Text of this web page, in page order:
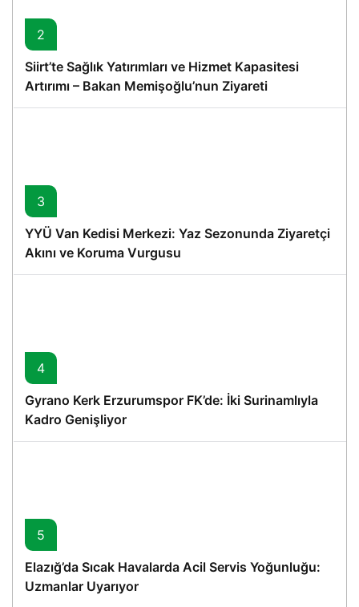
2
Siirt’te Sağlık Yatırımları ve Hizmet Kapasitesi
Artırımı – Bakan Memişoğlu’nun Ziyareti
3
YYÜ Van Kedisi Merkezi: Yaz Sezonunda Ziyaretçi
Akını ve Koruma Vurgusu
4
Gyrano Kerk Erzurumspor FK’de: İki Surinamlıyla
Kadro Genişliyor
5
Elazığ’da Sıcak Havalarda Acil Servis Yoğunluğu:
Uzmanlar Uyarıyor